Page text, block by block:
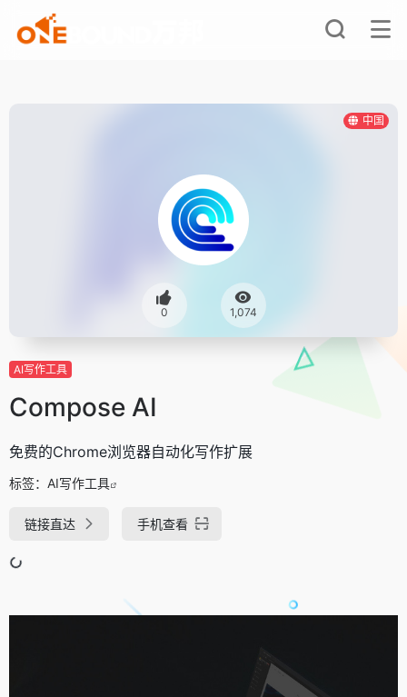
中国
0 1,074
AI写作工具
Compose AI
免费的Chrome浏览器自动化写作扩展
标签： AI写作工具
链接直达 手机查看